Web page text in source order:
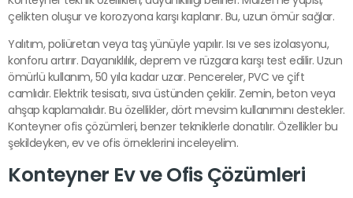
çelikten oluşur ve korozyona karşı kaplanır. Bu, uzun ömür sağlar.
Yalıtım, poliüretan veya taş yünüyle yapılır. Isı ve ses izolasyonu,
konforu artırır. Dayanıklılık, deprem ve rüzgara karşı test edilir. Uzun
ömürlü kullanım, 50 yıla kadar uzar. Pencereler, PVC ve çift
camlıdır. Elektrik tesisatı, sıva üstünden çekilir. Zemin, beton veya
ahşap kaplamalıdır. Bu özellikler, dört mevsim kullanımını destekler.
Konteyner ofis çözümleri, benzer tekniklerle donatılır. Özellikler bu
şekildeyken, ev ve ofis örneklerini inceleyelim.
Konteyner Ev ve Ofis Çözümleri